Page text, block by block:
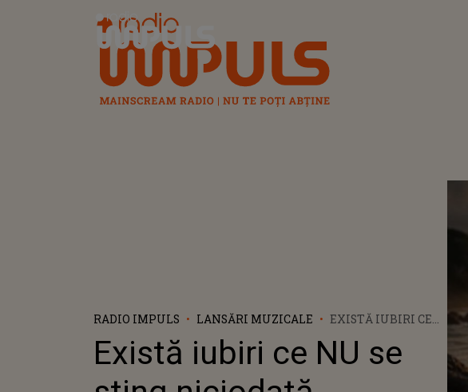
Radio Impuls
RADIO IMPULS LANSĂRI MUZICALE
EXISTĂ IUBIRI CE
NICIODATĂ,
INDIFERENT DE
Există iubiri ce NU se